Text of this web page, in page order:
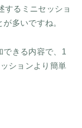
するミニセッショ
多いですね。
できる内容で、1
ションより簡単